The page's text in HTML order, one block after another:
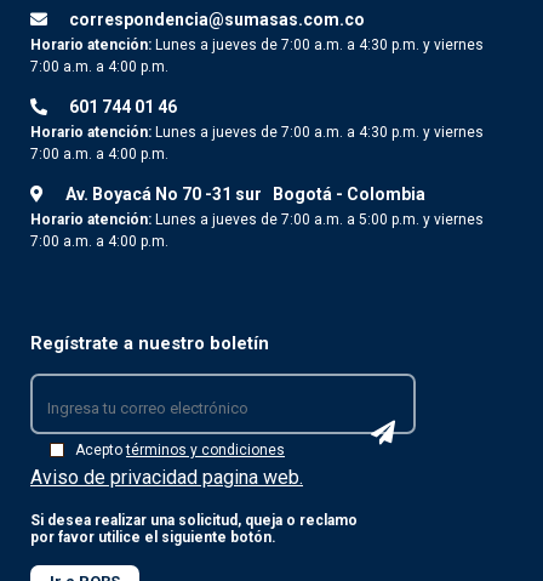
correspondencia@sumasas.com.co
Horario atención: Lunes a jueves de 7:00 a.m. a 4:30 p.m. y viernes
7:00 a.m. a 4:00 p.m.
601 744 01 46
Horario atención: Lunes a jueves de 7:00 a.m. a 4:30 p.m. y viernes
7:00 a.m. a 4:00 p.m.
Av. Boyacá No 70 -31 sur Bogotá - Colombia
Horario atención: Lunes a jueves de 7:00 a.m. a 5:00 p.m. y viernes
7:00 a.m. a 4:00 p.m.
Regístrate a nuestro boletín
Aceptotérminos y condiciones
Aviso de privacidad pagina web.
Si desea realizar una solicitud, queja o reclamo
por favor utilice el siguiente botón.